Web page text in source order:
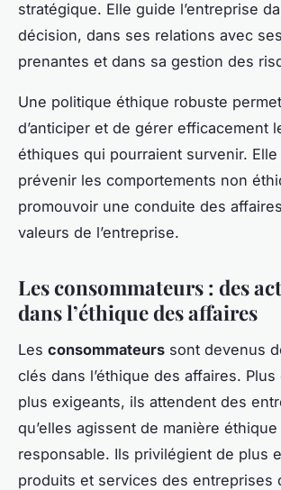
stratégique. Elle guide l’entreprise
décision, dans ses relations avec
prenantes et dans sa gestion des
Une politique éthique robuste
d’anticiper et de gérer efficacement
éthiques qui pourraient survenir.
prévenir les comportements non
promouvoir une conduite des
valeurs de l’entreprise.
Les consommateurs : des
dans l’éthique des affaires
Les consommateurs sont devenus
clés dans l’éthique des affaires.
plus exigeants, ils attendent des
qu’elles agissent de manière
responsable. Ils privilégient de plus
produits et services des entreprises